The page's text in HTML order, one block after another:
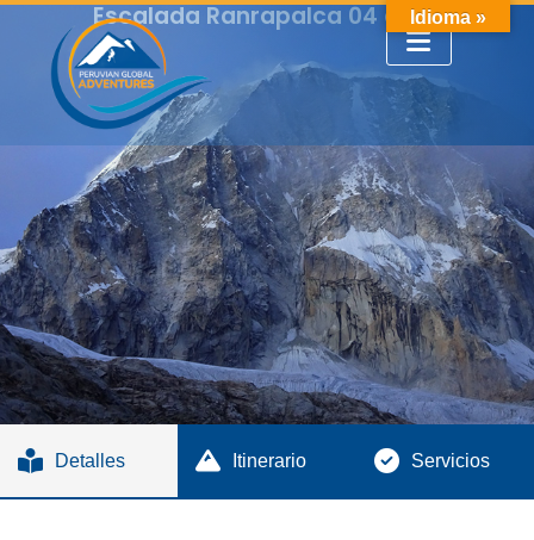
Escalada Ranrapalca 04 días.
Detalles Itinerario Servicios
Idioma »